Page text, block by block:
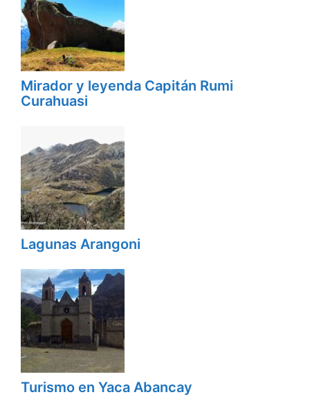
Mirador y leyenda Capitán Rumi
Curahuasi
Lagunas Arangoni
Turismo en Yaca Abancay